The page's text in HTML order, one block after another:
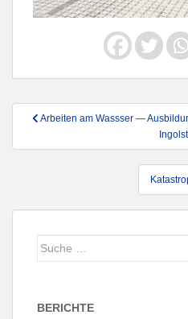
Beitragsnavigation
Arbeiten am Wassser —
Suche
BERICHTE